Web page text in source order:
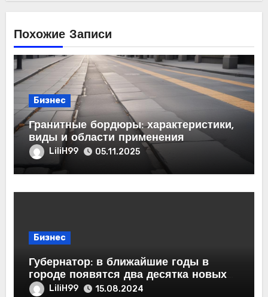
Похожие Записи
Бизнес
Гранитные бордюры: характеристики,
виды и области применения
LiliH99 05.11.2025
Бизнес
Губернатор: в ближайшие годы в
городе появятся два десятка новых
предприятий и порядка 50 тысяч
LiliH99 15.08.2024